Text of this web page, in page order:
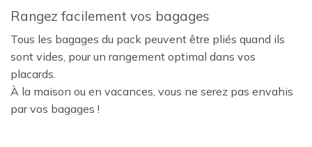
Rangez facilement vos bagages
Tous les bagages du pack peuvent être pliés quand ils
sont vides, pour un rangement optimal dans vos
placards.
À la maison ou en vacances, vous ne serez pas envahis
par vos bagages !